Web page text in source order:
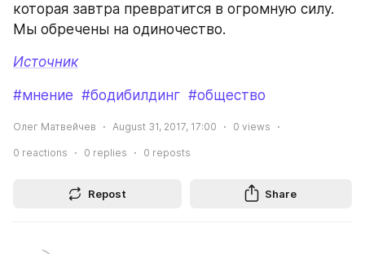
которая завтра превратится в огромную силу.
Мы обречены на одиночество.
Источник
#мнение #бодибилдинг #общество
Олег Матвейчев August 31, 2017, 17:00 0 views
0 reactions 0 replies 0 reposts
Repost Share